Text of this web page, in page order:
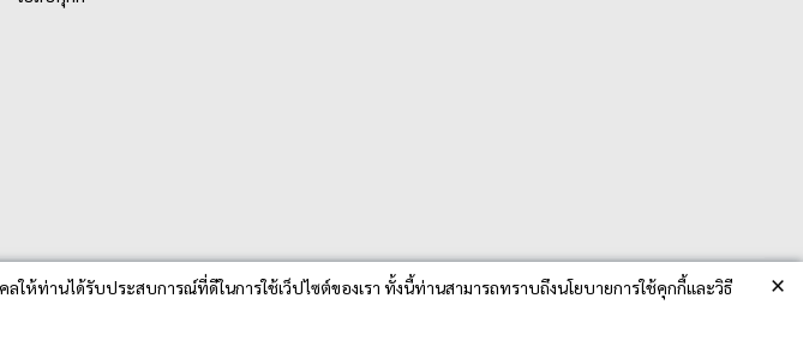
ท่านได้รับประสบการณ์ที่ดีในการใช้เว็ปไซต์ของเรา ทั้งนี้ท่านสามารถทราบถึงนโยบายการใช้คุกกี้และวิธี
×